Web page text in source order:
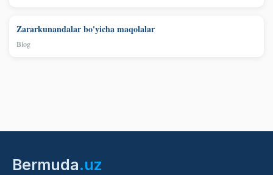
Zararkunandalar bo'yicha maqolalar
Blog
Bermuda.uz